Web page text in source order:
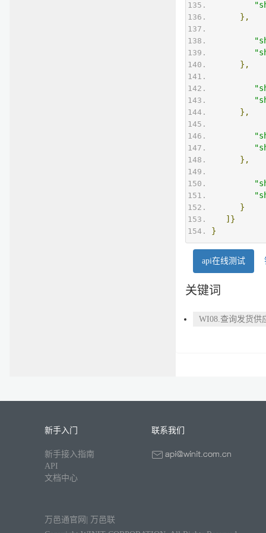
},
},
},
},
}
]}
}
api在线测试
关键词
WI08.查询发货供
新手入门
新手接入指南
API
文档中心
联系我们
万邑通官网
万邑联